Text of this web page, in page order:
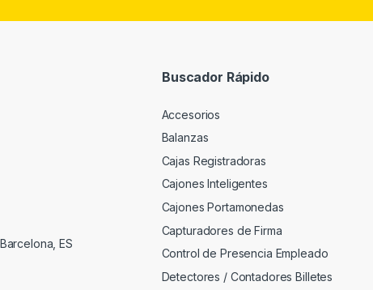
ES
Buscador Rápido
Accesorios
Balanzas
Cajas Registradoras
Cajones Inteligentes
Cajones Portamonedas
Capturadores de Firma
Control de Presencia Empleado
Detectores / Contadores Billetes